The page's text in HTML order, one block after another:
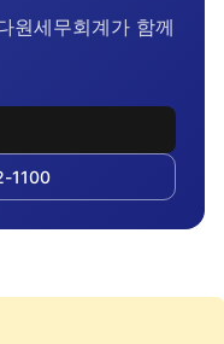
원세무회계가 함께
1100